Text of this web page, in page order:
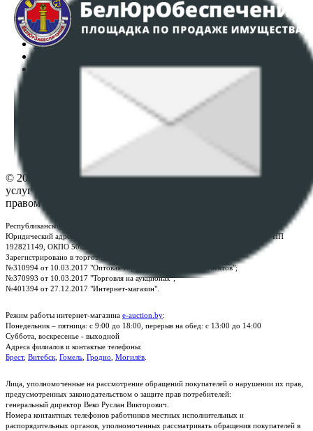
Аукционы
Интернет-магазин
Регламент организации и проведения торгов
Политика в отношении обработки персональных
ПОЛОЖЕНИЕ О ПОЛИТИКЕ ОБРАБОТКИ COOKIE-
Настройки cookie-файлов
© 2026 Республиканское унитарное предприятие по оказанию
услуг "БелЮрОбеспечение" - Все права защищены авторским
правом
Республиканское унитарное предприятие по оказанию услуг "БелЮрОбеспечение"
Юридический адрес: г. Минск, пр-т. Дзержинского, 1Б, e-mail:
, УНП
192821149, ОКПО 500111895000
Зарегистрировано в торговом реестре Республики Беларусь:
№310994 от 10.03.2017 "Оптовая торговля без торговых объектов";
№370993 от 10.03.2017 "Торговля на аукционах";
№401394 от 27.12.2017 "Интернет-магазин".
Режим работы интернет-магазина e-auction.by:
Понедельник – пятница: с 9:00 до 18:00, перерыв на обед: с 13:00 до 14:00
Суббота, воскресенье - выходной
Адреса филиалов и контактые телефоны:
Брест, Витебск Гомель Гродно Могилёв
Лица, уполномоченные на рассмотрение обращений покупателей о нарушении их прав,
предусмотренных законодательством о защите прав потребителей:
генеральный директор Веко Руслан Викторович.
Номера контактных телефонов работников местных исполнительных и
распорядительных органов, уполномоченных рассматривать обращения покупателей в